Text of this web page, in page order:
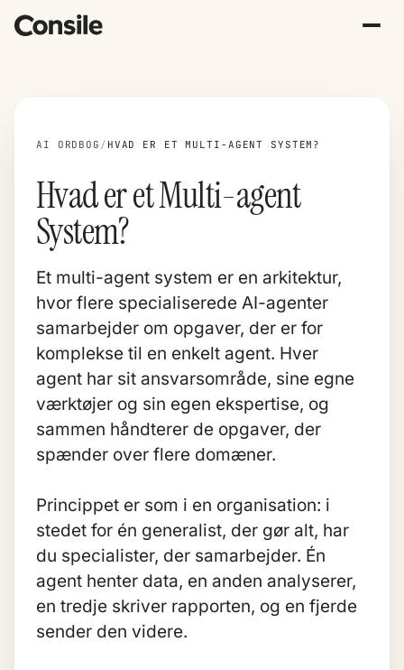
AI ORDBOG / HVAD ER ET MULTI-AGENT SYSTEM?
Hvad er et Multi-agent
System?
Et multi-agent system er en arkitektur,
hvor flere specialiserede AI-agenter
samarbejder om opgaver, der er for
komplekse til en enkelt agent. Hver
agent har sit ansvarsområde, sine egne
værktøjer og sin egen ekspertise, og
sammen håndterer de opgaver, der
spænder over flere domæner.
Princippet er som i en organisation: i
stedet for én generalist, der gør alt, har
du specialister, der samarbejder. Én
agent henter data, en anden analyserer,
en tredje skriver rapporten, og en fjerde
sender den videre.